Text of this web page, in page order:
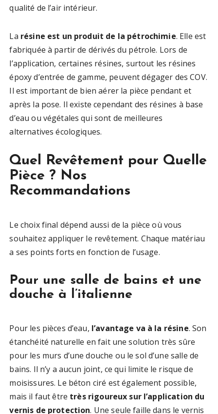
qualité de l’air intérieur.
La résine est un produit de la pétrochimie. Elle est
fabriquée à partir de dérivés du pétrole. Lors de
l’application, certaines résines, surtout les résines
époxy d’entrée de gamme, peuvent dégager des COV.
Il est important de bien aérer la pièce pendant et
après la pose. Il existe cependant des résines à base
d’eau ou végétales qui sont de meilleures
alternatives écologiques.
Quel Revêtement pour Quelle
Pièce ? Nos
Recommandations
Le choix final dépend aussi de la pièce où vous
souhaitez appliquer le revêtement. Chaque matériau
a ses points forts en fonction de l’usage.
Pour une salle de bains et une
douche à l’italienne
Pour les pièces d’eau, l’avantage va à la résine. Son
étanchéité naturelle en fait une solution très sûre
pour les murs d’une douche ou le sol d’une salle de
bains. Il n’y a aucun joint, ce qui limite le risque de
moisissures. Le béton ciré est également possible,
mais il faut être très rigoureux sur l’application du
vernis de protection. Une seule faille dans le vernis